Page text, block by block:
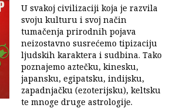
U svakoj civilizaciji koja je razvila
svoju kulturu i svoj način
tumačenja prirodnih pojava
neizostavno susrećemo tipizaciju
ljudskih karaktera i sudbina. Tako
poznajemo aztečku, kinesku,
japansku, egipatsku, indijsku,
zapadnjačku (ezoterijsku), keltsku
te mnoge druge astrologije.